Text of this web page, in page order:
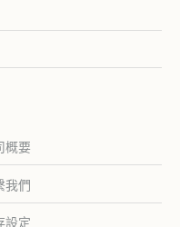
概要
我們
設定